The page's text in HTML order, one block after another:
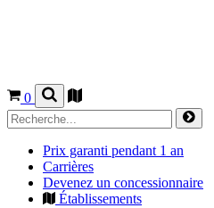
0
Prix garanti pendant 1 an
Carrières
Devenez un concessionnaire
Établissements